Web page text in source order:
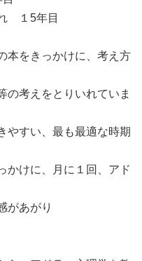
１5年目
本をきっかけに、考え方
の考えをとりいれていま
やすい、最も最適な時期
かけに、月に１回、アド
があがり